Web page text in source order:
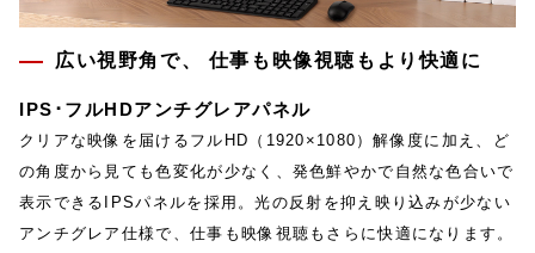
広い視野角で、 仕事も映像視聴もより快適に
IPS･フルHDアンチグレアパネル
クリアな映像を届けるフルHD（1920×1080）解像度に加え、ど
の角度から見ても色変化が少なく、発色鮮やかで自然な色合いで
表示できるIPSパネルを採用。光の反射を抑え映り込みが少ない
アンチグレア仕様で、仕事も映像視聴もさらに快適になります。